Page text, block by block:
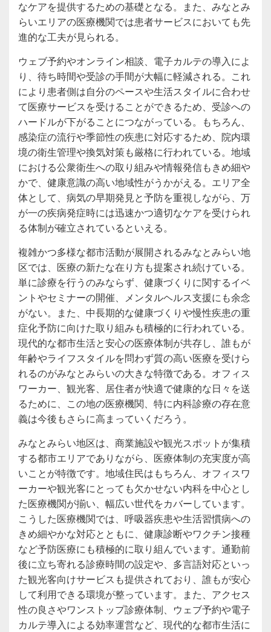
なケアを提供するための基礎となる。また、みなとみ
らいエリアの医療機関では患者サービスにおいても先
進的な工夫が見られる。
ウェブ予約やオンライン相談、電子カルテの導入によ
り、待ち時間や受診の手間が大幅に軽減される。これ
により患者側は自分のペースや生活スタイルに合わせ
て医療サービスを受けることができるため、受診への
ハードルが下がることにつながっている。もちろん、
感染症の流行や季節性の疾患に対応するため、院内環
境の衛生管理や換気対策も厳格に行われている。地域
における公衆衛生への取り組みや情報発信もきめ細や
かで、健康意識の高い地域性がうかがえる。エリア全
体として、病気の早期発見と予防を重視しながら、万
が一の疾病発症時には迅速かつ適切なケアを受けられ
る体制が確立されているといえる。
複雑かつ多様な都市活動が展開されるみなとみらい地
区では、医療の新たな在り方も提案され続けている。
単に診療を行うのみならず、健康づくりに関するイベ
ントやセミナーの開催、メンタルヘルス支援にも余念
がない。また、中長期的な健康づくりや慢性疾患の重
症化予防に向けた取り組みも積極的に行われている。
現代的な都市生活と安心の医療体制が共存し、誰もが
年齢やライフスタイルを問わず質の高い医療を受けら
れるのがみなとみらいの大きな特徴である。オフィス
ワーカー、観光客、居住者が快適で健康的な日々を送
るために、この地の医療機関、特に内科診療の存在意
義は今後もさらに高まっていくだろう。
みなとみらい地区は、商業施設や観光スポットが集積
する都市エリアでありながら、医療体制の充実度が高
いことが特徴です。地域住民はもちろん、オフィスワ
ーカーや観光客にとっても欠かせない内科を中心とし
た医療機関が揃い、幅広い世代をカバーしています。
こうした医療機関では、呼吸器疾患や生活習慣病への
きめ細やかな対応とともに、健康診断やワクチン接種
など予防医療にも積極的に取り組んでいます。通勤前
後に立ち寄れる診療時間の設定や、多言語対応といっ
た観光客向けサービスも提供されており、誰もが安心
して利用できる環境が整っています。また、アクセス
性の良さやワンストップ診療体制、ウェブ予約や電子
カルテ導入による効率運営など、現代的な都市生活に